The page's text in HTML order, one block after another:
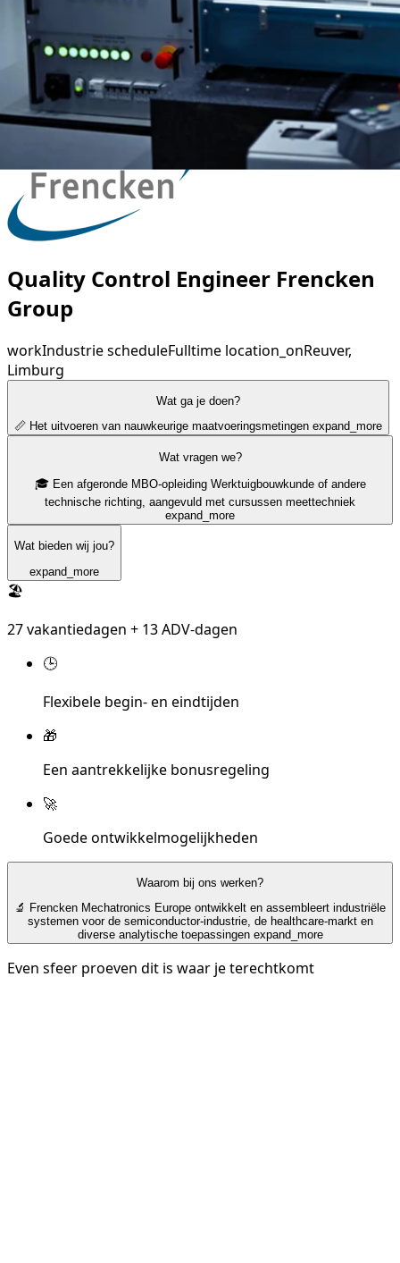
Quality Control Engineer Frencken
Group
workIndustriescheduleFulltime location_onReuver,
Limburg
Wat ga je doen?
📏 Het uitvoeren van nauwkeurige maatvoeringsmetingen expand_more
Wat vragen we?
🎓 Een afgeronde MBO-opleiding Werktuigbouwkunde of andere
technische richting, aangevuld met cursussen meettechniek
expand_more
Wat bieden wij jou?
expand_more
🏖️
27 vakantiedagen + 13 ADV-dagen
🕒
Flexibele begin- en eindtijden
🎁
Een aantrekkelijke bonusregeling
🚀
Goede ontwikkelmogelijkheden
Waarom bij ons werken?
🔬 Frencken Mechatronics Europe ontwikkelt en assembleert industriële
systemen voor de semiconductor-industrie, de healthcare-markt en
diverse analytische toepassingen expand_more
Even sfeer proeven dit is waar je terechtkomt